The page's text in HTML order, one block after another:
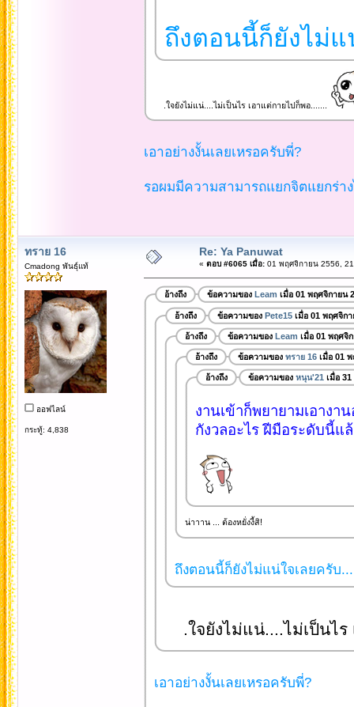
ถึงตอนนี้ก็ยังไม่แ
.ใจยังไม่แน่....ไม่เป็นไร เอาแต่กายไปก็พอ.......
เอาอย่างงั้นเลยเหรอครับพี่?
รอผมมีความสามารถแยกจิตแยกร่า
ทราย 16
Cmadong พันธุ์แท้
ออฟไลน์
กระทู้: 4,838
Re: Ya Panuwat
« ตอบ #6065 เมื่อ:01 พฤศจิกายน 2556,
อ้างถึง ข้อความของ Leam เมื่อ 01 พฤศจิกายน
อ้างถึง ข้อความของ Pete15เมื่อ 01 พฤศจิกา
อ้างถึง ข้อความของ Leam เมื่อ 01 พฤศจิ
อ้างถึง ข้อความของ ทราย 16เมื่อ 01 พ
อ้างถึง ข้อความของ หนุน'21 เมื่อ
งานเข้าก็พยายามเอางา
กังวลอะไร ฝีมือระดับนี้แล้
น่าาาน ... ต้องหยั่งงี้สิ!
ถึงตอนนี้ก็ยังไม่แน่ใจเลยครับ...
.ใจยังไม่แน่....ไม่เป็นไ
เอาอย่างงั้นเลยเหรอครับพี่?